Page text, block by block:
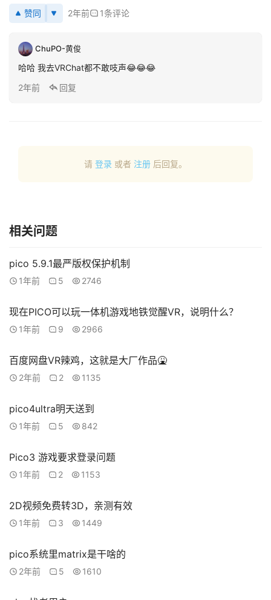
备
观
点
论
坛
区
赞同 2年前 1条评论
ChuPO-黄俊
哈哈 我去VRChat都不敢吱声😂😂😂
2年前
回复
请 登录 或者 注册 后回复。
相关问题
pico 5.9.1最严版权保护机制
1年前 5 2746
现在PICO可以玩一体机游戏地铁觉醒VR，说明什么？
1年前 9 2966
百度网盘VR辣鸡，这就是大厂作品🤮
2年前 2 1135
pico4ultra明天送到
1年前 5 842
Pico3 游戏要求登录问题
1年前 2 1153
2D视频免费转3D，亲测有效
1年前 3 1449
pico系统里matrix是干啥的
2年前 5 1610